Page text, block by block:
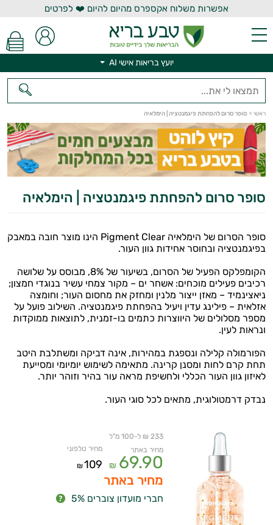
אפשרות משלוח אקספרס מהיום להיום ❤️ לפרטים
יועץ בריאות אישי AI
ראשי > סופר סרום להפחתת פיגמנטציה | הימלאיה
סופר סרום להפחתת פיגמנטציה | הימלאיה
סופר הסרום של הימלאיה Pigment Clear הינו מוצר חובה במאבק
בפיגמנטציה ובחוסר אחידות גוון העור.
הקומפלקס הפעיל של הסרום, בשיעור של 8%, מבוסס על שלושה
רכיבים פעילים מוכחים: אשחר ים – מקור צמחי עשיר בנוגדי חמצון;
ניאצינמיד – מאזן ייצור מלנין ומחזק את מחסום העור; וחומצה
אזלאית – פילינג עדין ויעיל בהפחתת פיגמנטציה. השילוב פועל על
מספר מסלולים של היווצרות כתמים בו-זמנית, לתוצאות ממוקדות
ונראות לעין.
הפורמולה קלילה ונספגת במהירות, אינה דביקה ומשתלבת היטב
תחת קרם לחות ומסנן קרינה. מתאימה לשימוש יומיומי ומסייעת
לאיזון גוון העור הכללי ולחשיפת מראה עור בהיר וזוהר יותר.
נבדק דרמטולוגית, מתאים לכל סוגי העור.
233 ₪ ל-100 מ"ל
מחיר באתר
69.90
₪
מחיר טלפוני
109
₪
מחיר באתר
חברי מועדון צוברים 5%
יועץ בריאות אישי AI